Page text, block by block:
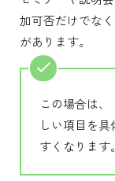
加可否だけでな
があります。
この場合は
しい項目を
すくなります。